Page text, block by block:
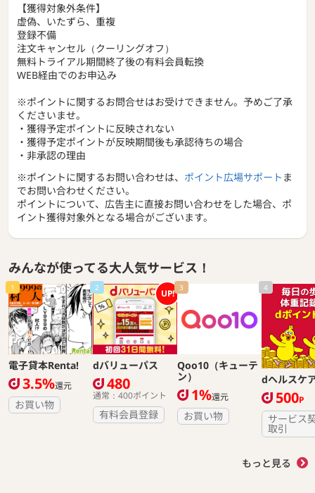
【獲得対象外条件】
虚偽、いたずら、重複
登録不備
注文キャンセル（クーリングオフ）
無料トライアル期間終了後の有料会員転換
WEB経由でのお申込み
※ポイントに関するお問合せはお受けできません。予めご了承
くださいませ。
・獲得予定ポイントに反映されない
・獲得予定ポイントが反映期間後も承認待ちの場合
・非承認の理由
※ポイントに関するお問い合わせは、 ポイント広場サポート ま
でお問い合わせください。
ポイントについて、広告主に直接お問い合わせをした場合、ポ
イント獲得対象外となる場合がございます。
みんなが使ってる大人気サービス！
1
電子貸本Renta!
3.5%還元
お買い物
2 UP!
dバリューパス
480
通常：400ポイント
有料会員登録
3
Qoo10（キューテ
ン）
1%還元
お買い物
4
dヘルスケ
500P
サービス
取引
もっと見る